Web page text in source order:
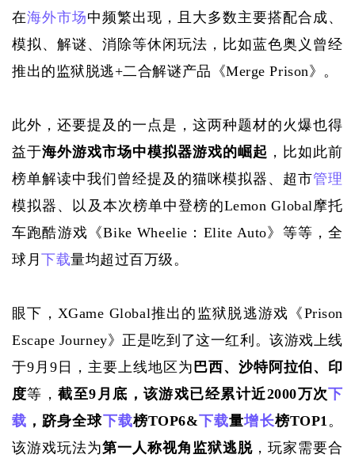
在海外市场中频繁出现，且大多数主要搭配合成、
模拟、解谜、消除等休闲玩法，比如蓝色奥义曾经
推出的监狱脱逃+二合解谜产品《Merge Prison》。
此外，还要提及的一点是，这两种题材的火爆也得
益于海外游戏市场中模拟器游戏的崛起 ，比如此前
榜单解读中我们曾经提及的猫咪模拟器、超市管理
模拟器、以及本次榜单中登榜的Lemon Global摩托
车跑酷游戏《Bike Wheelie：Elite Auto》等等，全
球月下载量均超过百万级。
眼下， XGame Global推出的监狱脱逃游戏《Prison
Escape Journey》正是吃到了这一红利。该游戏上线
于9月9日，主要上线地区为巴西、沙特阿拉伯、印
度等，截至9月底，该游戏已经累计近2000万次下
载 ，跻身全球下载榜TOP6&下载量增长榜TOP1。
该游戏玩法为第一人称视角监狱逃脱 ，玩家需要合